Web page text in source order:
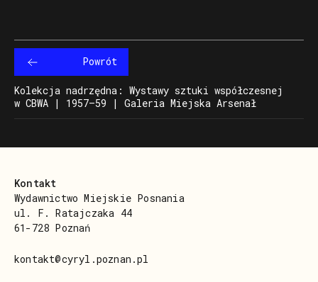
Powrót
Kolekcja nadrzędna: Wystawy sztuki współczesnej
w CBWA | 1957–59 | Galeria Miejska Arsenał
Kontakt
Wydawnictwo Miejskie Posnania
ul. F. Ratajczaka 44
61-728 Poznań
kontakt@cyryl.poznan.pl